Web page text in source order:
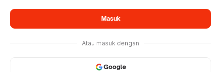
Masuk
Atau masuk dengan
Google